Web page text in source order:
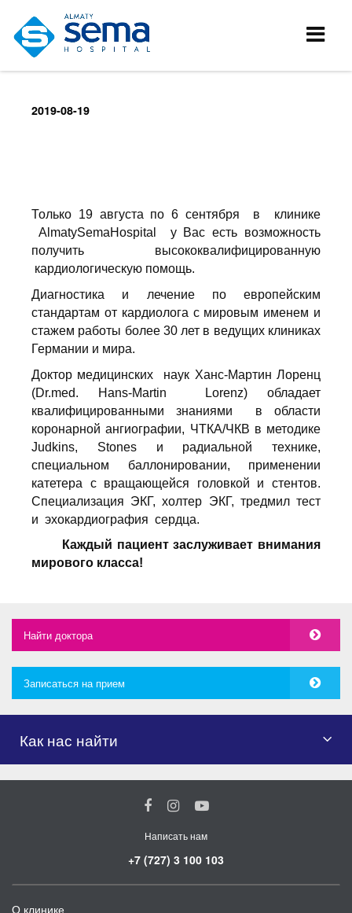
2019-08-19
Только 19 августа по 6 сентября в клинике
AlmatySemaHospital у Вас есть возможность
получить высококвалифицированную
кардиологическую помощь.
Диагностика и лечение по европейским
стандартам от кардиолога с мировым именем и
стажем работы более 30 лет в ведущих клиниках
Германии и мира.
Доктор медицинских
наук Ханс-Мартин Лоренц
(Dr.med. Hans-Martin Lorenz) обладает
квалифицированными знаниями
в области
коронарной ангиографии, ЧТКА/ЧКВ в методике
Judkins, Stonesи радиальной технике,
специальном баллонировании, применении
катетера с вращающейся головкой и стентов.
Специализация ЭКГ, холтер ЭКГ, тредмил тест
и эхокардиография сердца.
Каждый пациент заслуживает внимания
мирового класса!
Найти доктора
Записаться на прием
Как нас найти
Написать нам
+7 (727) 3 100 103
О клинике